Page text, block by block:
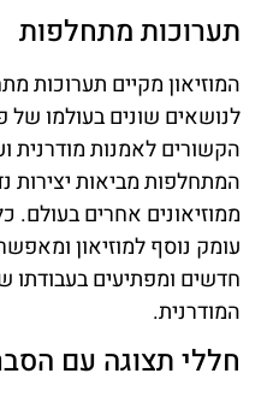
תערוכות מתחלפות
המוזיאון מקיים תערוכות
לנושאים שונים בעולמו של
הקשורים לאמנות מודרנית
המתחלפות מביאות יצירות
ממוזיאונים אחרים בעולם.
עומק נוסף למוזיאון
חדשים ומפתיעים בעבודתו
המודרנית.
חללי תצוגה עם